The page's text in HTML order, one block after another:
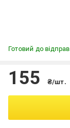
Готовий до
155 ₴/шт.